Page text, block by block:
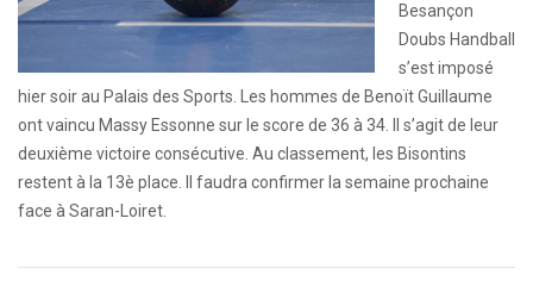
Besançon
Doubs Handball
s’est imposé
hier soir au Palais des Sports. Les hommes de Benoït Guillaume
ont vaincu Massy Essonne sur le score de 36 à 34. Il s’agit de leur
deuxième victoire consécutive. Au classement, les Bisontins
restent à la 13è place. Il faudra confirmer la semaine prochaine
face à Saran-Loiret.